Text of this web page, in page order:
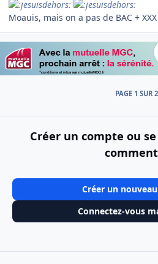
Moauis, mais on a pas de BAC +
PAGE 1 SUR 2
Créer un compte ou
Créer un
Connectez-vous